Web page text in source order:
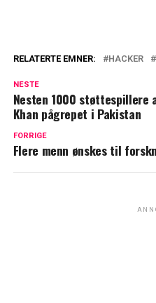
RELATERTE EMNER: HACKER
NESTE
Nesten 1000 støttespillere
Khan pågrepet i Pakistan
FORRIGE
Flere menn ønskes til